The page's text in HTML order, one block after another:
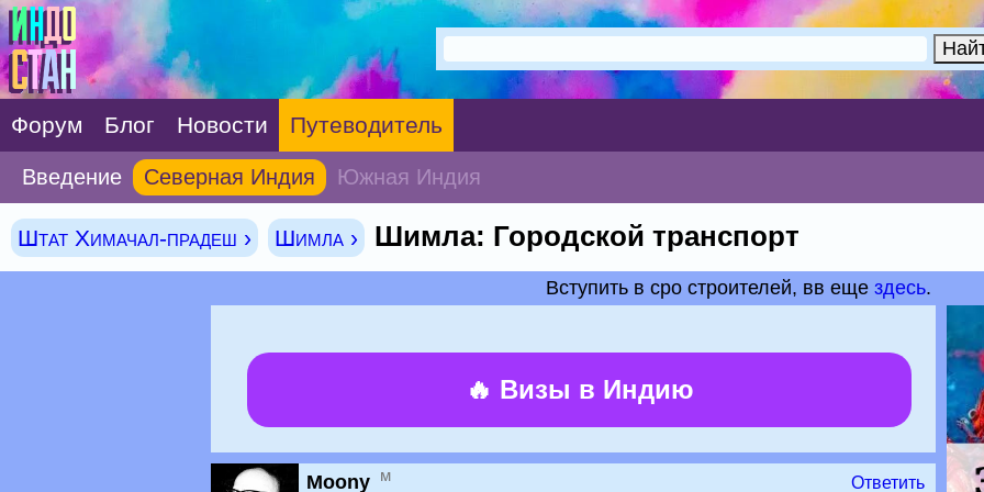
Форум Блог Новости Путеводитель
Введение Северная Индия Южная Индия
Штат Химачал-прадеш › Шимла › Шимла: Городской транспорт
Вступить в сро строителей, вв еще здесь.
🔥 Визы в Индию
Moony м Ответить